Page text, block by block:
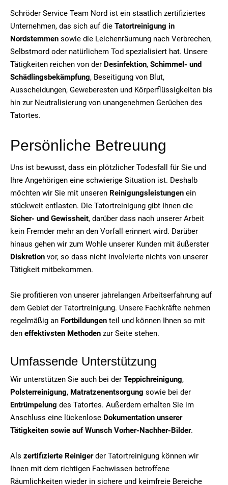
Schröder Service Team Nord ist ein staatlich zertifiziertes
Unternehmen, das sich auf die Tatortreinigung in
Nordstemmen sowie die Leichenräumung nach Verbrechen,
Selbstmord oder natürlichem Tod spezialisiert hat. Unsere
Tätigkeiten reichen von der Desinfektion, Schimmel- und
Schädlingsbekämpfung, Beseitigung von Blut,
Ausscheidungen, Geweberesten und Körperflüssigkeiten bis
hin zur Neutralisierung von unangenehmen Gerüchen des
Tatortes.
Persönliche Betreuung
Uns ist bewusst, dass ein plötzlicher Todesfall für Sie und
Ihre Angehörigen eine schwierige Situation ist. Deshalb
möchten wir Sie mit unseren Reinigungsleistungen ein
stückweit entlasten. Die Tatortreinigung gibt Ihnen die
Sicher- und Gewissheit, darüber dass nach unserer Arbeit
kein Fremder mehr an den Vorfall erinnert wird. Darüber
hinaus gehen wir zum Wohle unserer Kunden mit äußerster
Diskretion vor, so dass nicht involvierte nichts von unserer
Tätigkeit mitbekommen.
Sie profitieren von unserer jahrelangen Arbeitserfahrung auf
dem Gebiet der Tatortreinigung. Unsere Fachkräfte nehmen
regelmäßig an Fortbildungen teil und können Ihnen so mit
den effektivsten Methoden zur Seite stehen.
Umfassende Unterstützung
Wir unterstützen Sie auch bei der Teppichreinigung,
Polsterreinigung, Matratzenentsorgung sowie bei der
Entrümpelung des Tatortes. Außerdem erhalten Sie im
Anschluss eine lückenlose Dokumentation unserer
Tätigkeiten sowie auf Wunsch Vorher-Nachher-Bilder.
Als zertifizierte Reinigerder Tatortreinigung können wir
Ihnen mit dem richtigen Fachwissen betroffene
Räumlichkeiten wieder in sichere und keimfreie Bereiche